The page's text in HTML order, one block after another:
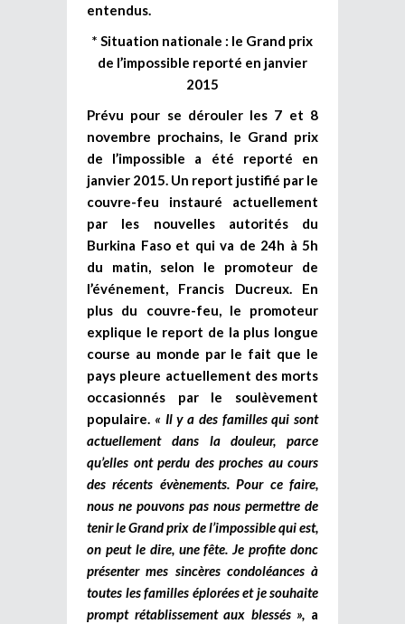
entendus.
* Situation nationale : le Grand prix
de l’impossible reporté en janvier
2015
Prévu pour se dérouler les 7 et 8
novembre prochains, le Grand prix
de l’impossible a été reporté en
janvier 2015. Un report justifié par le
couvre-feu instauré actuellement
par les nouvelles autorités du
Burkina Faso et qui va de 24h à 5h
du matin, selon le promoteur de
l’événement, Francis Ducreux. En
plus du couvre-feu, le promoteur
explique le report de la plus longue
course au monde par le fait que le
pays pleure actuellement des morts
occasionnés par le soulèvement
populaire. « Il y a des familles qui sont
actuellement dans la douleur, parce
qu’elles ont perdu des proches au cours
des récents évènements. Pour ce faire,
nous ne pouvons pas nous permettre de
tenir le Grand prix de l’impossible qui est,
on peut le dire, une fête. Je profite donc
présenter mes sincères condoléances à
toutes les familles éplorées et je souhaite
prompt rétablissement aux blessés », a